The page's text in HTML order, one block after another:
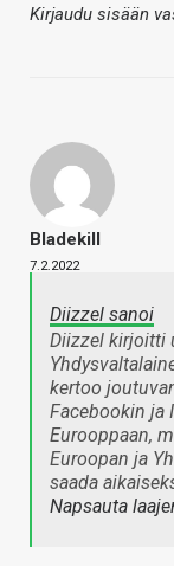
Kirjaudu sisään
Bladekill
7.2.2022
Diizzel sanoi
Diizzel kirjoitti
kertoo
Facebookin ja
Eurooppaan,
Euroopan ja
saada
Napsauta